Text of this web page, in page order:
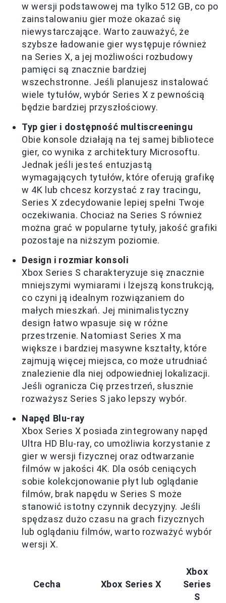
w wersji podstawowej ma tylko 512 GB, co po
zainstalowaniu gier może okazać się
niewystarczające. Warto zauważyć, że
szybsze ładowanie gier występuje również
na Series X, a jej możliwości rozbudowy
pamięci są znacznie bardziej
wszechstronne. Jeśli planujesz instalować
wiele tytułów, wybór Series X z pewnością
będzie bardziej przyszłościowy.
Typ gier i dostępność multiscreeningu
Obie konsole działają na tej samej bibliotece
gier, co wynika z architektury Microsoftu.
Jednak jeśli jesteś entuzjastą
wymagających tytułów, które oferują grafikę
w 4K lub chcesz korzystać z ray tracingu,
Series X zdecydowanie lepiej spełni Twoje
oczekiwania. Chociaż na Series S również
można grać w popularne tytuły, jakość grafiki
pozostaje na niższym poziomie.
Design i rozmiar konsoli
Xbox Series S charakteryzuje się znacznie
mniejszymi wymiarami i lżejszą konstrukcją,
co czyni ją idealnym rozwiązaniem do
małych mieszkań. Jej minimalistyczny
design łatwo wpasuje się w różne
przestrzenie. Natomiast Series X ma
większe i bardziej masywne kształty, które
zajmują więcej miejsca, co może utrudniać
znalezienie dla niej odpowiedniej lokalizacji.
Jeśli ogranicza Cię przestrzeń, słusznie
rozważysz Series S jako lepszy wybór.
Napęd Blu-ray
Xbox Series X posiada zintegrowany napęd
Ultra HD Blu-ray, co umożliwia korzystanie z
gier w wersji fizycznej oraz odtwarzanie
filmów w jakości 4K. Dla osób ceniących
sobie kolekcjonowanie płyt lub oglądanie
filmów, brak napędu w Series S może
stanowić istotny czynnik decyzyjny. Jeśli
spędzasz dużo czasu na grach fizycznych
lub oglądaniu filmów, warto rozważyć wybór
wersji X.
Cecha Xbox Series X
Xbox
Series
S